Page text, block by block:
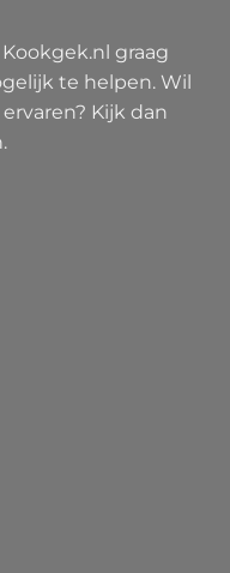
graag
te helpen. Wil
Kijk dan